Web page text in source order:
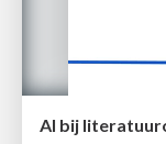
AI bij